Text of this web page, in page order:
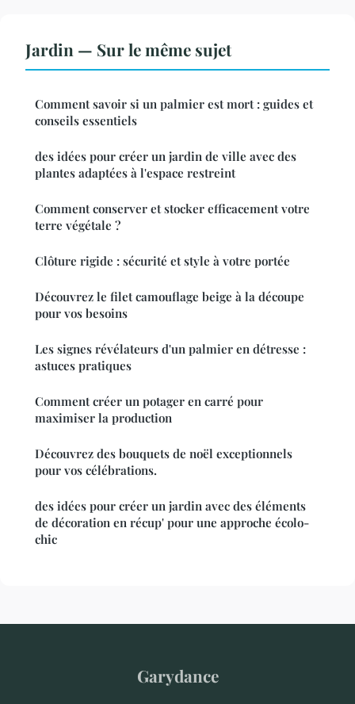
Jardin — Sur le même sujet
Comment savoir si un palmier est mort : guides et
conseils essentiels
des idées pour créer un jardin de ville avec des
plantes adaptées à l'espace restreint
Comment conserver et stocker efficacement votre
terre végétale ?
Clôture rigide : sécurité et style à votre portée
Découvrez le filet camouflage beige à la découpe
pour vos besoins
Les signes révélateurs d'un palmier en détresse :
astuces pratiques
Comment créer un potager en carré pour
maximiser la production
Découvrez des bouquets de noël exceptionnels
pour vos célébrations.
des idées pour créer un jardin avec des éléments
de décoration en récup' pour une approche écolo-
chic
Garydance